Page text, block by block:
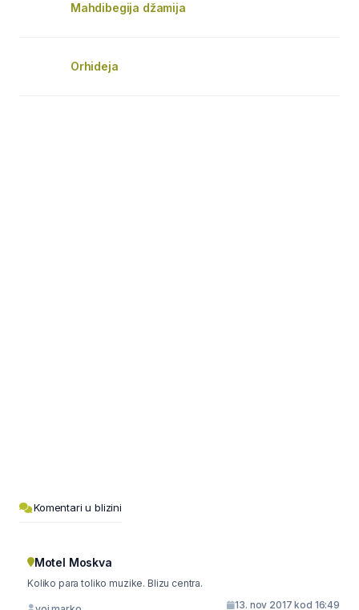
Mahdibegija džamija
Orhideja
Komentari u blizini
Motel Moskva
Koliko para toliko muzike. Blizu centra.
13. nov 2017 kod 16:49